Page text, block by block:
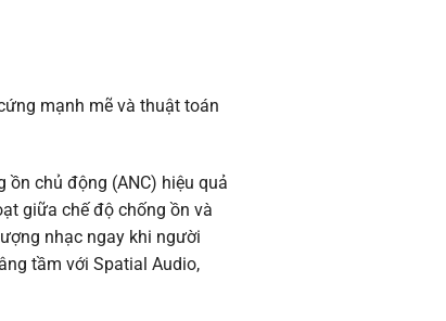
mạnh mẽ và thuật toán
ồn chủ động (ANC) hiệu quả
giữa chế độ chống ồn và
nhạc ngay khi người
tầm với Spatial Audio,